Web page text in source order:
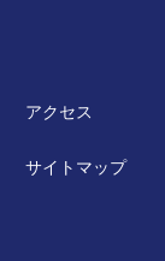
アクセス
サイトマップ